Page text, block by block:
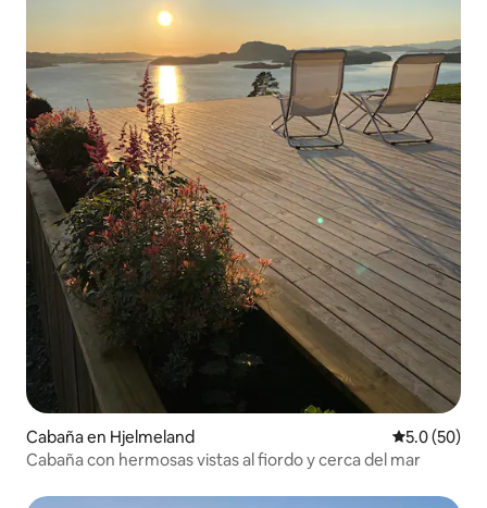
Cabaña en Hjelmeland Calificación
5.0 (50)
Cabaña con hermosas vistas al fiordo y cerca del mar